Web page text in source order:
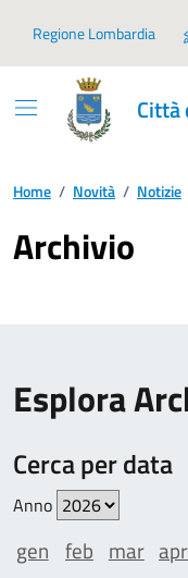
Regione Lombardia
Città
Home / Novità / Notizie
Archivio
Esplora
Cerca per data
Anno
gen feb mar apr